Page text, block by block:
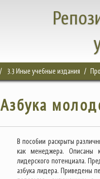
3.3 Иные учебные издания
Азбука
В пособии раскрыты
как менеджера. Описаны
лидерского потенциала.
азбука лидера. Приведены